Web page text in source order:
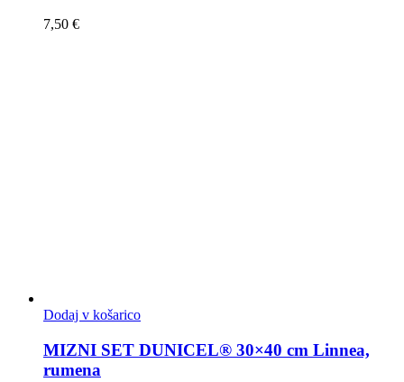
7,50 €
Dodaj v košarico
MIZNI SET DUNICEL® 30×40 cm Linnea,
rumena